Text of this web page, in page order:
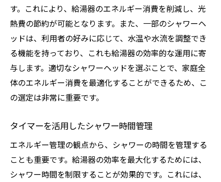
す。これにより、給湯器のエネルギー消費を削減し、光
熱費の節約が可能となります。また、一部のシャワーヘ
ッドは、利用者の好みに応じて、水温や水流を調整でき
る機能を持っており、これも給湯器の効率的な運用に寄
与します。適切なシャワーヘッドを選ぶことで、家庭全
体のエネルギー消費を最適化することができるため、こ
の選定は非常に重要です。
タイマーを活用したシャワー時間管理
エネルギー管理の観点から、シャワーの時間を管理する
ことも重要です。給湯器の効率を最大化するためには、
シャワー時間を制限することが効果的です。これには、